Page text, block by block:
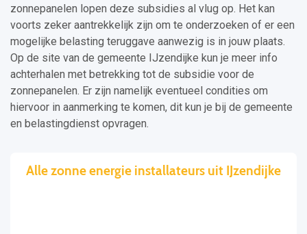
zonnepanelen lopen deze subsidies al vlug op. Het kan
voorts zeker aantrekkelijk zijn om te onderzoeken of er een
mogelijke belasting teruggave aanwezig is in jouw plaats.
Op de site van de gemeente IJzendijke kun je meer info
achterhalen met betrekking tot de subsidie voor de
zonnepanelen. Er zijn namelijk eventueel condities om
hiervoor in aanmerking te komen, dit kun je bij de gemeente
en belastingdienst opvragen.
Alle zonne energie installateurs uit IJzendijke